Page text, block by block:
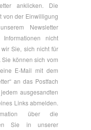
anklicken. Die
von der Einwilligung
Newsletter
nicht
Sie, sich nicht für
können sich vom
E-Mail mit dem
an das Postfach
ausgesandten
Links abmelden.
über die
Sie in unserer